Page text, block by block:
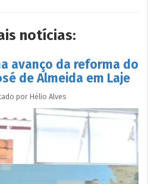
notícias:
avanço da reforma do
de Almeida em Laje
por Hélio Alves